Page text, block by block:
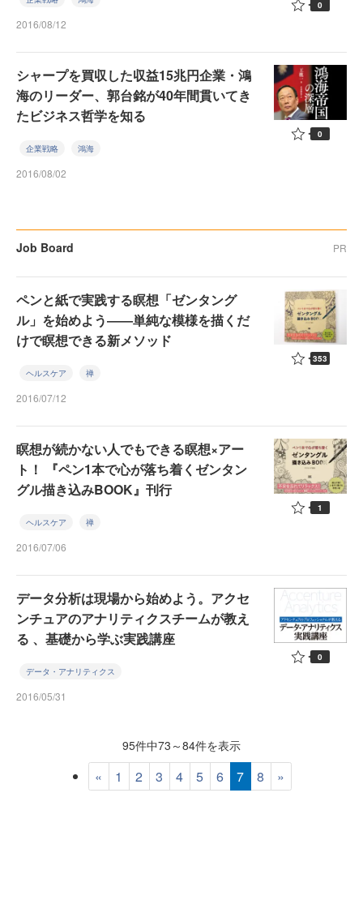
2016/08/12
0
シャープを買収した収益15兆円企業・鴻
海のリーダー、郭台銘が40年間貫いてき
たビジネス哲学を知る
企業戦略 鴻海
2016/08/02
0
Job Board PR
ペンと紙で実践する瞑想「ゼンタング
ル」を始めよう――単純な模様を描くだ
けで瞑想できる新メソッド
ヘルスケア 禅
2016/07/12
353
瞑想が続かない人でもできる瞑想×アー
ト！ 『ペン1本で心が落ち着くゼンタン
グル描き込みBOOK』刊行
ヘルスケア 禅
2016/07/06
1
データ分析は現場から始めよう。アクセ
ンチュアのアナリティクスチームが教え
る 、基礎から学ぶ実践講座
データ・アナリティクス
2016/05/31
0
95件中73～84件を表示
« 1 2 3 4 5 6 7 8 »